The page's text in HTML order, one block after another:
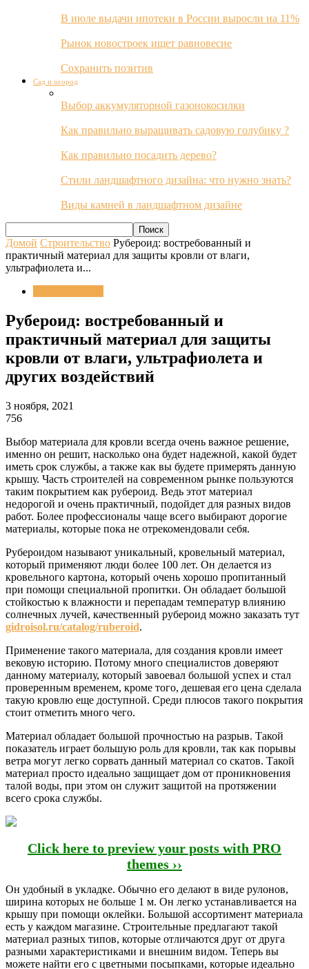
В июле выдачи ипотеки в России выросли на 11%
Рынок новостроек ищет равновесие
Сохранить позитив
Сад и огород
Выбор аккумуляторной газонокосилки
Как правильно выращивать садовую голубику ?
Как правильно посадить дерево?
Стили ландшафтного дизайна: что нужно знать?
Виды камней в ландшафтном дизайне
Домой Строительство Рубероид: востребованный и
практичный материал для защиты кровли от влаги,
ультрафиолета и...
Рубероид: востребованный и
практичный материал для защиты
кровли от влаги, ультрафиолета и
других воздействий
3 ноября, 2021
756
Выбор материала для кровли всегда очень важное решение,
именно он решит, насколько она будет надежной, какой будет
иметь срок службы, а также как вы будете примерять данную
крышу. Часть строителей на современном рынке пользуются
таким покрытием как рубероид. Ведь этот материал
недорогой и очень практичный, подойдет для разных видов
работ. Более профессионалы чаще всего выбирают дорогие
материалы, которые пока не отрекомендовали себя.
Рубероидом называют уникальный, кровельный материал,
который применяют люди более 100 лет. Он делается из
кровельного картона, который очень хорошо пропитанный
при помощи специальной пропитки. Он обладает большой
стойкостью к влажности и перепадам температур влиянию
солнечных лучей, качественный рубероид можно заказать тут
gidroisol.ru/catalog/ruberoid.
Применение такого материала, для создания кровли имеет
вековую историю. Потому много специалистов доверяют
данному материалу, который завоевал большой успех и стал
проверенным временем, кроме того, дешевая его цена сделала
такую кровлю еще доступной. Среди плюсов такого покрытия
стоит отметить много чего.
Материал обладает большой прочностью на разрыв. Такой
показатель играет большую роль для кровли, так как порывы
ветра могут легко сорвать данный материал со скатов. Такой
материал просто идеально защищает дом от проникновения
талой воды, при этом он служит защитой на протяжении
всего срока службы.
Click here to preview your posts with PRO
themes ››
Он удобный в укладке. Обычно его делают в виде рулонов,
ширина которых не больше 1 м. Он легко устанавливается на
крышу при помощи оклейки. Большой ассортимент материала
есть у каждом магазине. Строительные предлагают такой
материал разных типов, которые отличаются друг от друга
разными характеристиками и внешним видом. Теперь вы
можете найти его с цветными посыпками, которые идеально